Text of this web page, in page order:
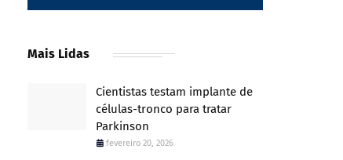
Mais Lidas
Cientistas testam implante de
células-tronco para tratar
Parkinson
fevereiro 20, 2026